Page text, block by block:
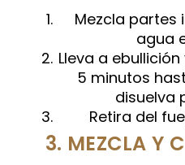
Mezcla partes
agua
Lleva a
5 minutos
disuelva
Retira del
3. MEZCLA Y